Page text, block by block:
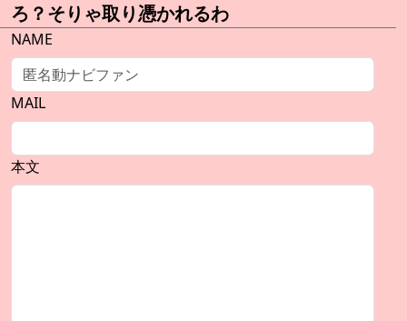
ろ？そりゃ取り憑かれるわ
NAME
MAIL
本文